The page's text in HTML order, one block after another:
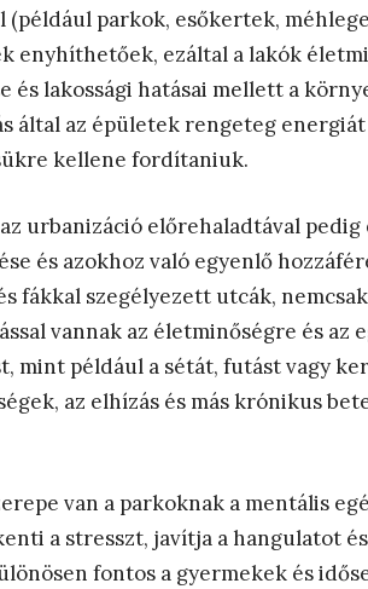
(például parkok, esőkertek,
enyhíthetőek, ezáltal a lakók
és lakossági hatásai mellett a
által az épületek rengeteg
kellene fordítaniuk.
urbanizáció előrehaladtával
és azokhoz való egyenlő
fákkal szegélyezett utcák,
vannak az életminőségre és az
mint például a sétát, futást vagy
az elhízás és más krónikus
van a parkoknak a mentális
a stresszt, javítja a hangulatot
fontos a gyermekek és